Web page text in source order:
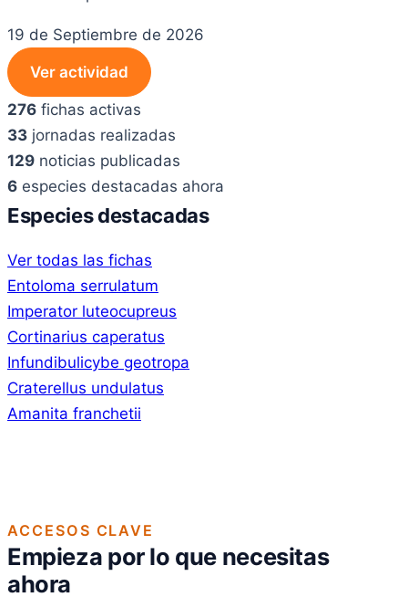
19 de Septiembre de 2026
Ver actividad
276 fichas activas
33 jornadas realizadas
129 noticias publicadas
6 especies destacadas ahora
Especies destacadas
Ver todas las fichas
Entoloma serrulatum
Imperator luteocupreus
Cortinarius caperatus
Infundibulicybe geotropa
Craterellus undulatus
Amanita franchetii
ACCESOS CLAVE
Empieza por lo que necesitas
ahora